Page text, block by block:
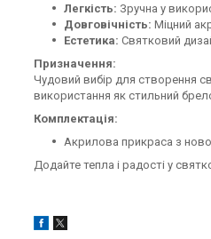
Легкість: Зручна у
Довговічність: Міцний
Естетика: Святковий
Призначення:
Чудовий вибір для створення
використання як стильний
Комплектація:
Акрилова прикраса з
Додайте тепла і радості у